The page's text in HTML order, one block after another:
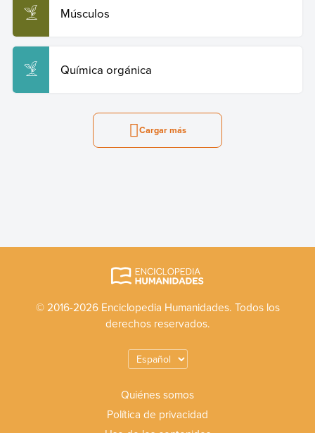
Músculos
Química orgánica
Cargar más
© 2016-2026 Enciclopedia Humanidades. Todos los
derechos reservados.
Quiénes somos
Política de privacidad